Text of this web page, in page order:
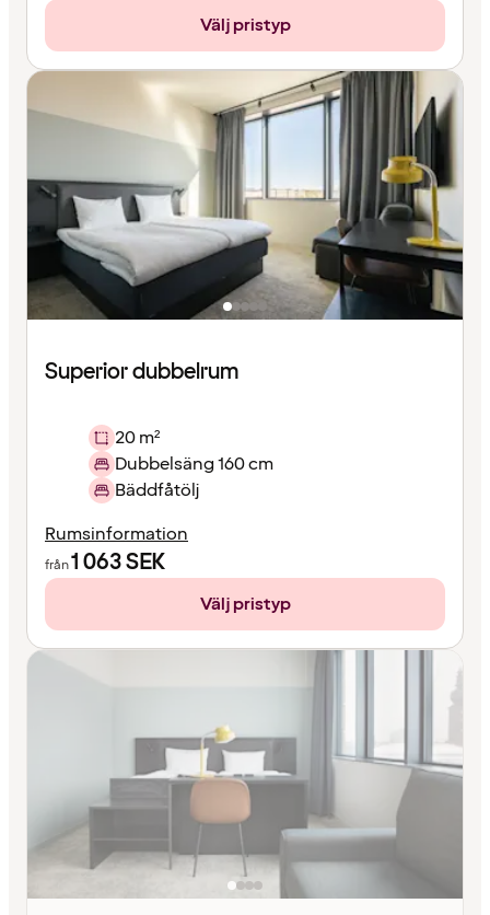
Välj pristyp
Superior dubbelrum
20 m²
Dubbelsäng 160 cm
Bäddfåtölj
Rumsinformation
från1 063SEK
Välj pristyp